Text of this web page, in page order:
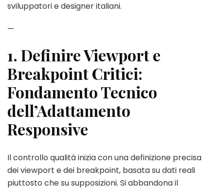
sviluppatori e designer italiani.
—
1. Definire Viewport e
Breakpoint Critici:
Fondamento Tecnico
dell’Adattamento
Responsive
Il controllo qualità inizia con una definizione precisa
dei viewport e dei breakpoint, basata su dati reali
piuttosto che su supposizioni. Si abbandona il